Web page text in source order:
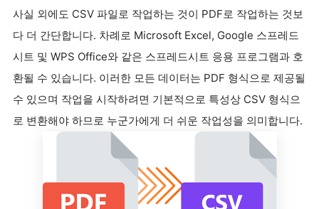
사실 외에도 CSV 파일로 작업하는 것이 PDF로 작업하는 것보
다 더 간단합니다. 차례로 Microsoft Excel, Google 스프레드
시트 및 WPS Office와 같은 스프레드시트 응용 프로그램과 호
환될 수 있습니다. 이러한 모든 데이터는 PDF 형식으로 제공될
수 있으며 작업을 시작하려면 기본적으로 특성상 CSV 형식으
로 변환해야 하므로 누군가에게 더 쉬운 작업성을 의미합니다.